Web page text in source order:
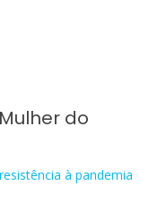
do
à pandemia